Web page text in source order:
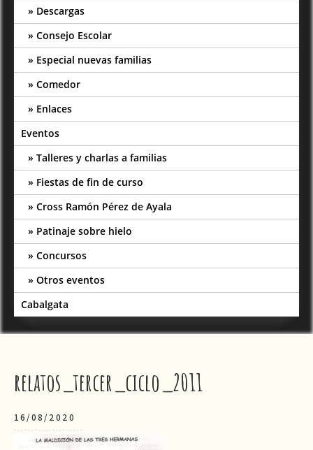
Descargas
Consejo Escolar
Especial nuevas familias
Comedor
Enlaces
Eventos
Talleres y charlas a familias
Fiestas de fin de curso
Cross Ramón Pérez de Ayala
Patinaje sobre hielo
Concursos
Otros eventos
Cabalgata
relatos_tercer_ciclo_2011
16/08/2020